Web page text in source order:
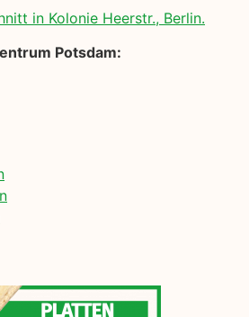
in Kolonie Heerstr., Berlin.
Potsdam: